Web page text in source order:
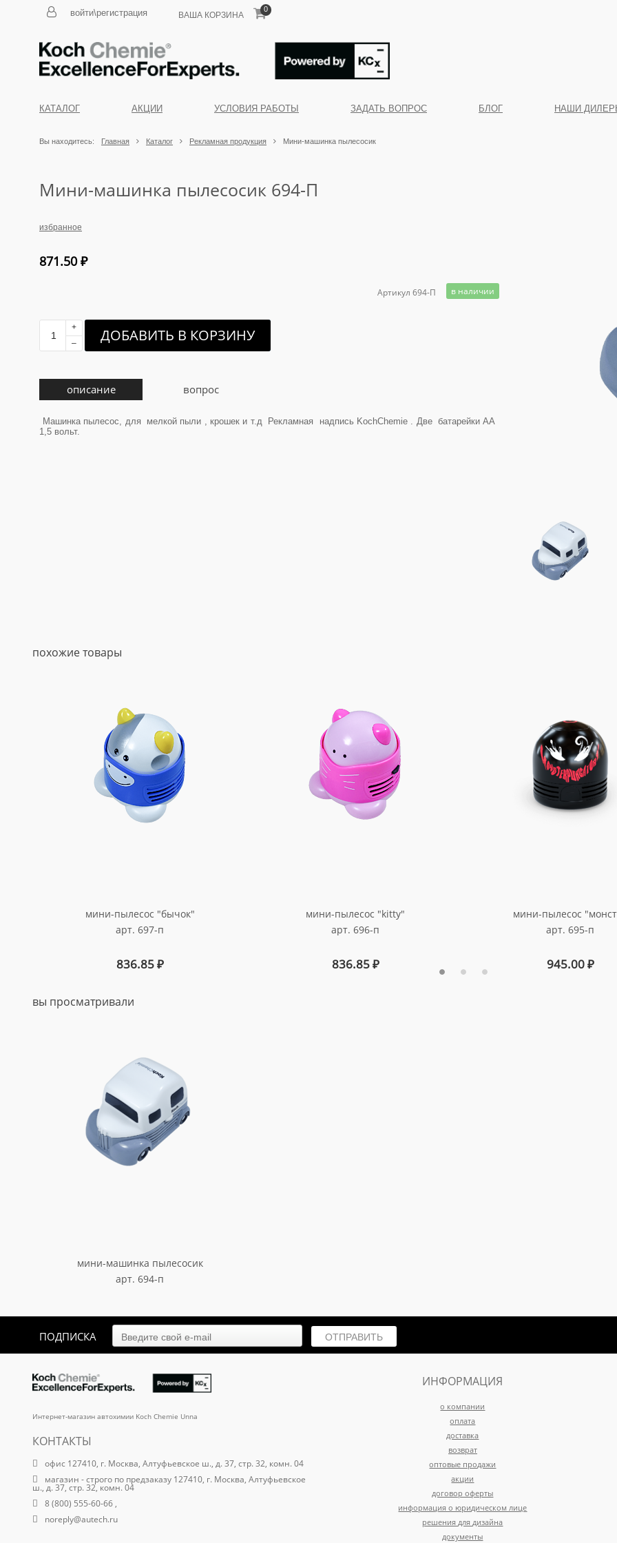
войти\регистрация ВАША КОРЗИНА
0
КАТАЛОГ АКЦИИ УСЛОВИЯ РАБОТЫ ЗАДАТЬ ВОПРОС БЛОГ НАШИ
Вы находитесь: Главная Каталог Рекламная продукция Мини-машинка пылесосик
Мини-машинка пылесосик 694-П
избранное
871.50₽
Артикул 694-П в наличии
+
–
ДОБАВИТЬ В КОРЗИНУ
описание вопрос
Машинка пылесос, для мелкой пыли , крошек и т.д Рекламная надпись KochChemie . Две батарейки АА
1,5 вольт.
похожие товары
мини-пылесос "бычок"
арт. 697-п
836.85₽
мини-пылесос "kitty"
арт. 696-п
836.85₽
мини-пылесос
арт. 695-п
945.00₽
вы просматривали
мини-машинка пылесосик
арт. 694-п
871.50₽
ПОДПИСКА ОТПРАВИТЬ
Интернет-магазин автохимии Koch Chemie Unna
КОНТАКТЫ
офис 127410, г. Москва, Алтуфьевское ш., д. 37, стр. 32, комн. 04
магазин - строго по предзаказу 127410, г. Москва, Алтуфьевское
ш., д. 37, стр. 32, комн. 04
8 (800) 555-60-66 ,
noreply@autech.ru
ИНФОРМАЦИЯ
о компании
оплата
доставка
возврат
оптовые продажи
акции
договор оферты
информация о юридическом лице
решения для дизайна
документы